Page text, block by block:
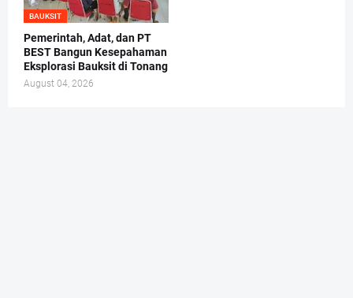
BAUKSIT
Pemerintah, Adat, dan PT
BEST Bangun Kesepahaman
Eksplorasi Bauksit di Tonang
August 04, 2026